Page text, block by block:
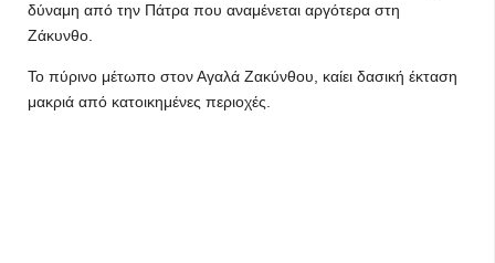
δύναμη από την Πάτρα που αναμένεται αργότερα στη
Ζάκυνθο.
Το πύρινο μέτωπο στον Αγαλά Ζακύνθου, καίει δασική έκταση
μακριά από κατοικημένες περιοχές.